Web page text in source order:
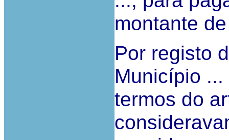
montante
Por registo
Município
termos do